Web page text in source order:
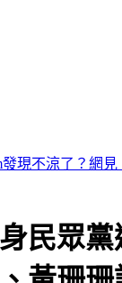
病因！吃止痛藥
民眾